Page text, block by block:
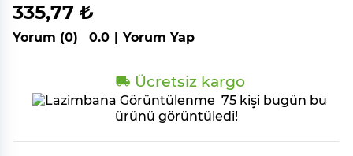
335,77 ₺
Yorum (0) 0.0 | Yorum Yap
Ücretsiz kargo
75 kişi bugün bu
ürünü görüntüledi!